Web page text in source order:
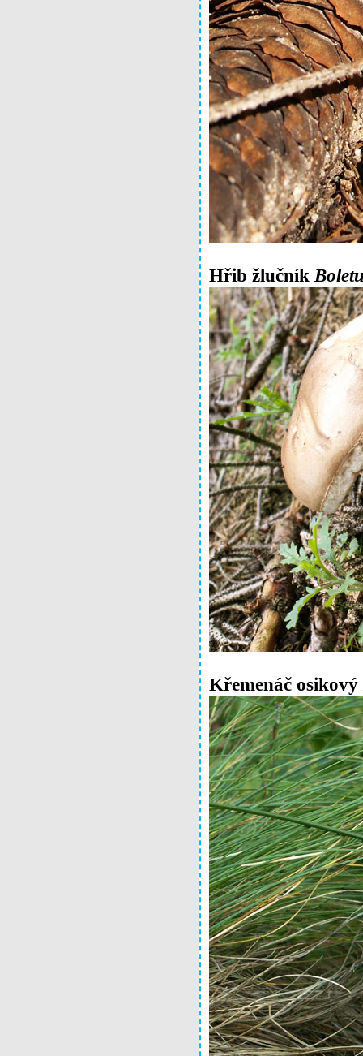
Hřib žlučník
Křemenáč osikový